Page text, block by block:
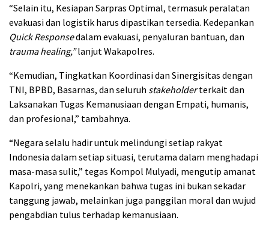
“Selain itu, Kesiapan Sarpras Optimal, termasuk peralatan
evakuasi dan logistik harus dipastikan tersedia. Kedepankan
Quick Responsedalam evakuasi, penyaluran bantuan, dan
trauma healing,”lanjut Wakapolres.
“Kemudian, Tingkatkan Koordinasi dan Sinergisitas dengan
TNI, BPBD, Basarnas, dan seluruh stakeholderterkait dan
Laksanakan Tugas Kemanusiaan dengan Empati, humanis,
dan profesional,” tambahnya.
“Negara selalu hadir untuk melindungi setiap rakyat
Indonesia dalam setiap situasi, terutama dalam menghadapi
masa-masa sulit,” tegas Kompol Mulyadi, mengutip amanat
Kapolri, yang menekankan bahwa tugas ini bukan sekadar
tanggung jawab, melainkan juga panggilan moral dan wujud
pengabdian tulus terhadap kemanusiaan.